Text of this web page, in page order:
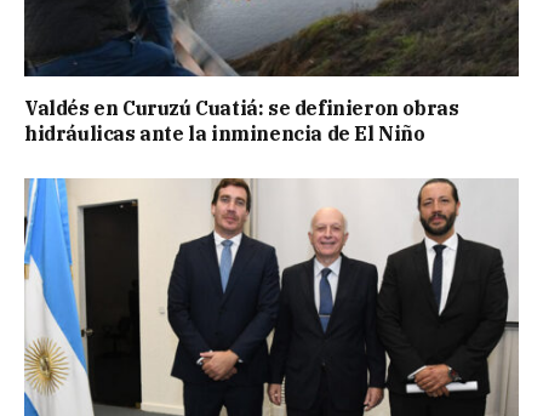
Valdés en Curuzú Cuatiá: se definieron obras
hidráulicas ante la inminencia de El Niño